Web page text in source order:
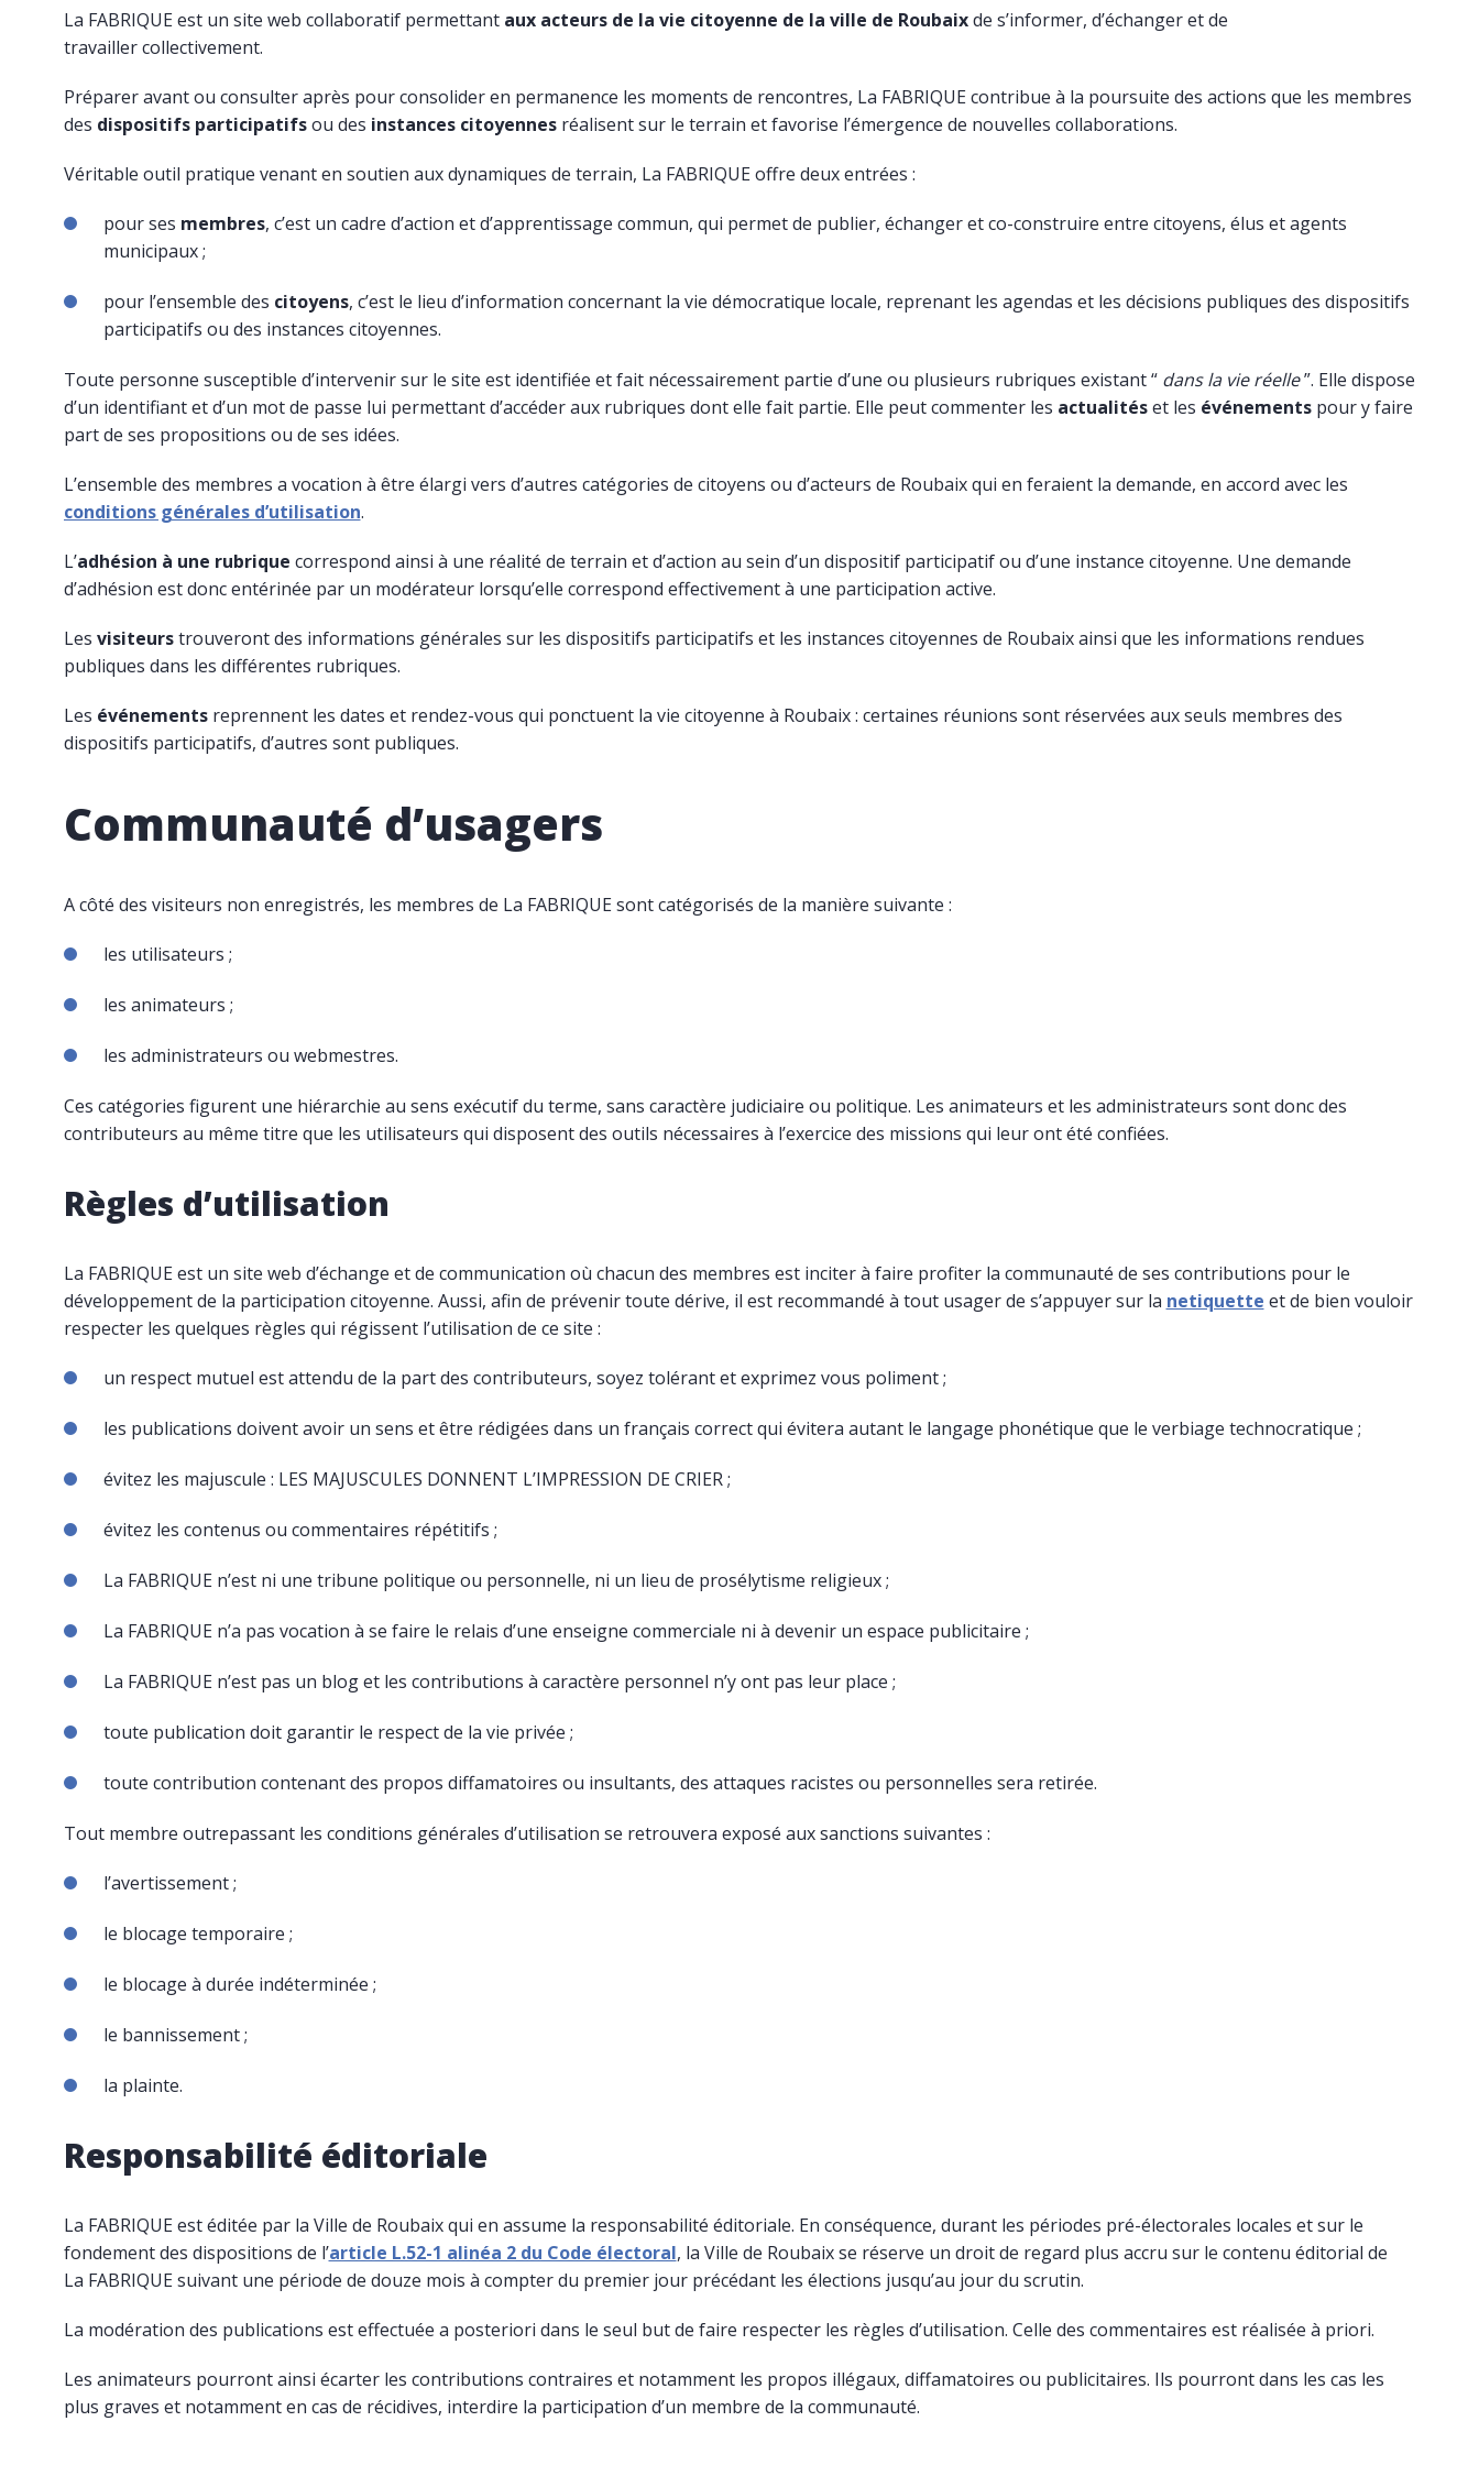
Vivacité Médiation
La FABRIQUEest un site web collaboratif permettant aux acteurs de la vie citoyenne de la ville de Roubaixde s’informer, d’échanger et de
travailler collectivement.
Préparer avant ou consulter après pour consolider en permanence les moments de rencontres, La FABRIQUEcontribue à la poursuite des actions que les membres
des dispositifs participatifsou des instances citoyennesréalisent sur le terrain et favorise l’émergence de nouvelles collaborations.
Véritable outil pratique venant en soutien aux dynamiques de terrain, La FABRIQUEoffre deux entrées :
pour ses membres, c’est un cadre d’action et d’apprentissage commun, qui permet de publier, échanger et co-construire entre citoyens, élus et agents
municipaux ;
pour l’ensemble des citoyens, c’est le lieu d’information concernant la vie démocratique locale, reprenant les agendas et les décisions publiques des dispositifs
participatifs ou des instances citoyennes.
Toute personne susceptible d’intervenir sur le site est identifiée et fait nécessairement partie d’une ou plusieurs rubriques existant “ dans la vie réelle”. Elle dispose
d’un identifiant et d’un mot de passe lui permettant d’accéder aux rubriques dont elle fait partie. Elle peut commenter les actualitéset les événementspour y faire
part de ses propositions ou de ses idées.
L’ensemble des membres a vocation à être élargi vers d’autres catégories de citoyens ou d’acteurs de Roubaix qui en feraient la demande, en accord avec les
conditions générales d’utilisation.
L’adhésion à une rubrique correspond ainsi à une réalité de terrain et d’action au sein d’un dispositif participatif ou d’une instance citoyenne. Une demande
d’adhésion est donc entérinée par un modérateur lorsqu’elle correspond effectivement à une participation active.
Les visiteurstrouveront des informations générales sur les dispositifs participatifs et les instances citoyennes de Roubaix ainsi que les informations rendues
publiques dans les différentes rubriques.
Les événementsreprennent les dates et rendez-vous qui ponctuent la vie citoyenne à Roubaix : certaines réunions sont réservées aux seuls membres des
dispositifs participatifs, d’autres sont publiques.
Communauté d’usagers
A côté des visiteurs non enregistrés, les membres de La FABRIQUEsont catégorisés de la manière suivante :
les utilisateurs ;
les animateurs ;
les administrateurs ou webmestres.
Ces catégories figurent une hiérarchie au sens exécutif du terme, sans caractère judiciaire ou politique. Les animateurs et les administrateurs sont donc des
contributeurs au même titre que les utilisateurs qui disposent des outils nécessaires à l’exercice des missions qui leur ont été confiées.
Règles d’utilisation
La FABRIQUEest un site web d’échange et de communication où chacun des membres est inciter à faire profiter la communauté de ses contributions pour le
développement de la participation citoyenne. Aussi, afin de prévenir toute dérive, il est recommandé à tout usager de s’appuyer sur la netiquette et de bien vouloir
respecter les quelques règles qui régissent l’utilisation de ce site :
un respect mutuel est attendu de la part des contributeurs, soyez tolérant et exprimez vous poliment ;
les publications doivent avoir un sens et être rédigées dans un français correct qui évitera autant le langage phonétique que le verbiage technocratique ;
évitez les majuscule : LES MAJUSCULES DONNENT L’IMPRESSION DE CRIER;
évitez les contenus ou commentaires répétitifs ;
La FABRIQUEn’est ni une tribune politique ou personnelle, ni un lieu de prosélytisme religieux ;
La FABRIQUEn’a pas vocation à se faire le relais d’une enseigne commerciale ni à devenir un espace publicitaire ;
La FABRIQUEn’est pas un blog et les contributions à caractère personnel n’y ont pas leur place ;
toute publication doit garantir le respect de la vie privée ;
toute contribution contenant des propos diffamatoires ou insultants, des attaques racistes ou personnelles sera retirée.
Tout membre outrepassant les conditions générales d’utilisation se retrouvera exposé aux sanctions suivantes :
l’avertissement ;
le blocage temporaire ;
le blocage à durée indéterminée ;
le bannissement ;
la plainte.
Responsabilité éditoriale
La FABRIQUEest éditée par la Ville de Roubaix qui en assume la responsabilité éditoriale. En conséquence, durant les périodes pré-électorales locales et sur le
fondement des dispositions de l’article L.52-1 alinéa 2 du Code électoral, la Ville de Roubaix se réserve un droit de regard plus accru sur le contenu éditorial de
La FABRIQUEsuivant une période de douze mois à compter du premier jour précédant les élections jusqu’au jour du scrutin.
La modération des publications est effectuée a posteriori dans le seul but de faire respecter les règles d’utilisation. Celle des commentaires est réalisée à priori.
Les animateurs pourront ainsi écarter les contributions contraires et notamment les propos illégaux, diffamatoires ou publicitaires. Ils pourront dans les cas les
plus graves et notamment en cas de récidives, interdire la participation d’un membre de la communauté.